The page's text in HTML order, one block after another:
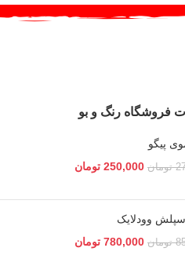
فروشگاه رنگ و بو
پیگو
تومان 250,000 تومان
وودلایک
تومان 780,000 تومان